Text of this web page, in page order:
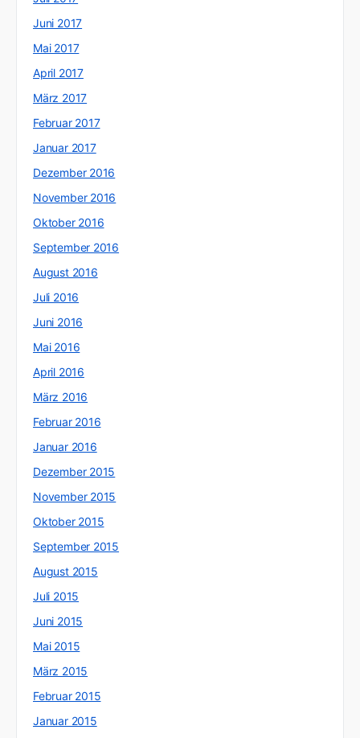
Juni 2017
Mai 2017
April 2017
März 2017
Februar 2017
Januar 2017
Dezember 2016
November 2016
Oktober 2016
September 2016
August 2016
Juli 2016
Juni 2016
Mai 2016
April 2016
März 2016
Februar 2016
Januar 2016
Dezember 2015
November 2015
Oktober 2015
September 2015
August 2015
Juli 2015
Juni 2015
Mai 2015
März 2015
Februar 2015
Januar 2015